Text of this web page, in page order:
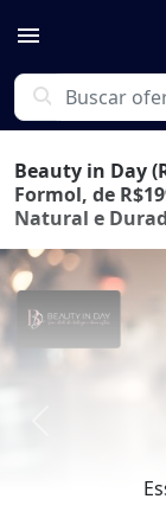
menu
search
Beauty in Day
Formol, de
Natural e